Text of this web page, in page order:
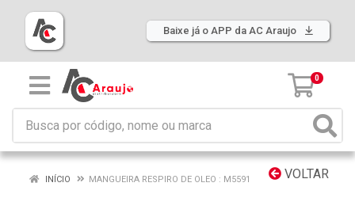
Baixe já o APP da AC Araujo
0
VOLTAR
INÍCIO MANGUEIRA RESPIRO DE OLEO : M5591